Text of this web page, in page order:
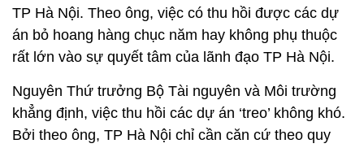
TP Hà Nội. Theo ông, việc có thu hồi được các dự
án bỏ hoang hàng chục năm hay không phụ thuộc
rất lớn vào sự quyết tâm của lãnh đạo TP Hà Nội.
Nguyên Thứ trưởng Bộ Tài nguyên và Môi trường
khẳng định, việc thu hồi các dự án ‘treo’ không khó.
Bởi theo ông, TP Hà Nội chỉ cần căn cứ theo quy